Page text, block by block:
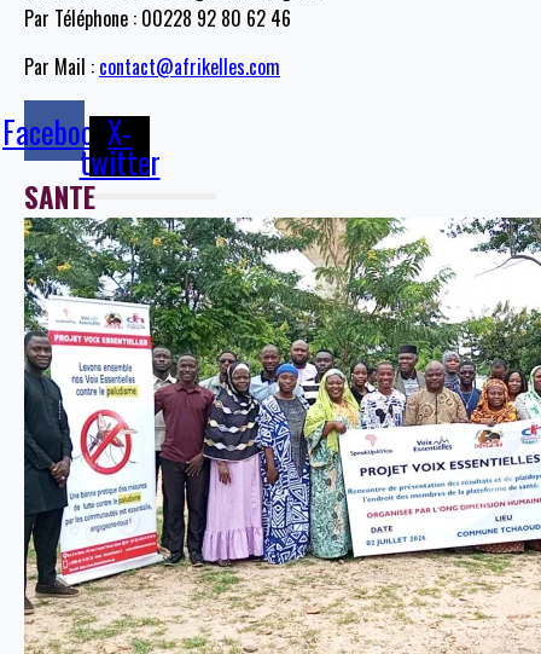
Par Téléphone : 00228 92 80 62 46
Par Mail : contact@afrikelles.com
FacebookX-
twitter
SANTE